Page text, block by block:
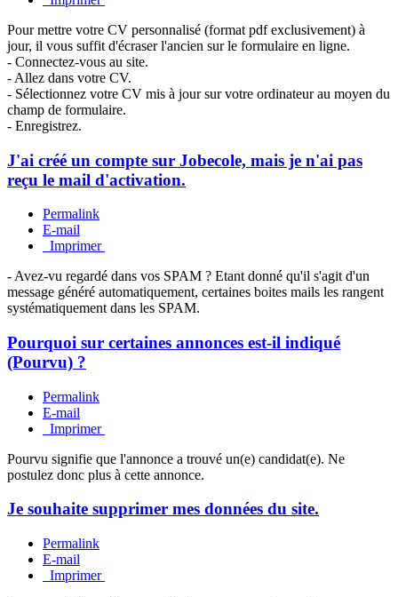
Pour mettre votre CV personnalisé (format pdf exclusivement) à
jour, il vous suffit d'écraser l'ancien sur le formulaire en ligne.
- Connectez-vous au site.
- Allez dans votre CV.
- Sélectionnez votre CV mis à jour sur votre ordinateur au moyen du
champ de formulaire.
- Enregistrez.
J'ai créé un compte sur Jobecole, mais je n'ai pas
reçu le mail d'activation.
Permalink
E-mail
Imprimer
- Avez-vu regardé dans vos SPAM ? Etant donné qu'il s'agit d'un
message généré automatiquement, certaines boites mails les rangent
systématiquement dans les SPAM.
Pourquoi sur certaines annonces est-il indiqué
(Pourvu) ?
Permalink
E-mail
Imprimer
Pourvu signifie que l'annonce a trouvé un(e) candidat(e). Ne
postulez donc plus à cette annonce.
Je souhaite supprimer mes données du site.
Permalink
E-mail
Imprimer